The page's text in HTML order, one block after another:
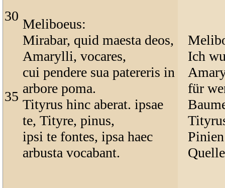
30
35
Meliboeus:
Mirabar, quid maesta deos,
Amarylli, vocares,
cui pendere sua patereris in
arbore poma.
Tityrus hinc aberat. ipsae
te, Tityre, pinus,
ipsi te fontes, ipsa haec
arbusta vocabant.
Ich
für